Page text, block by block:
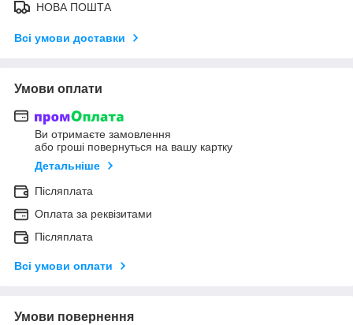
НОВА ПОШТА
Всі умови доставки
Умови оплати
Ви отримаєте замовлення
або гроші повернуться на вашу картку
Детальніше
Післяплата
Оплата за реквізитами
Післяплата
Всі умови оплати
Умови повернення